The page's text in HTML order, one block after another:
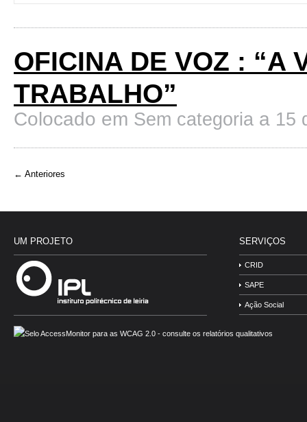
OFICINA DE VOZ : “A
TRABALHO”
Colocado em Sem categoria a 15
← Anteriores
UM PROJETO SERVIÇOS
CRID
SAPE
Ação Social